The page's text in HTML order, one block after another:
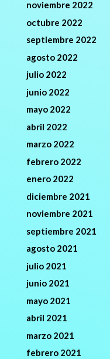
noviembre 2022
octubre 2022
septiembre 2022
agosto 2022
julio 2022
junio 2022
mayo 2022
abril 2022
marzo 2022
febrero 2022
enero 2022
diciembre 2021
noviembre 2021
septiembre 2021
agosto 2021
julio 2021
junio 2021
mayo 2021
abril 2021
marzo 2021
febrero 2021